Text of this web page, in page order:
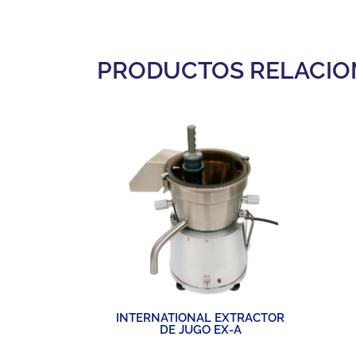
PRODUCTOS
INTERNATIONAL EXTRACTOR
DE JUGO EX-A